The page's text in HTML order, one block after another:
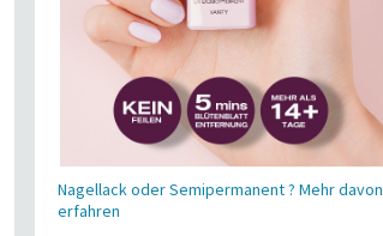
Nagellack oder Semipermanent ? Mehr davon
erfahren